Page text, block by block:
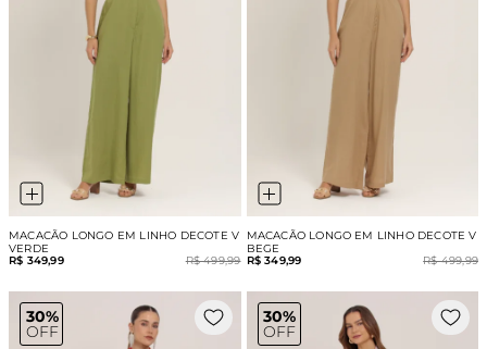
MACACÃO LONGO EM LINHO DECOTE V
VERDE
R$ 349,99
R$ 499,99
MACACÃO LONGO EM LINHO DECOTE V
BEGE
R$ 349,99
R$ 499,99
30%
OFF
30%
OFF